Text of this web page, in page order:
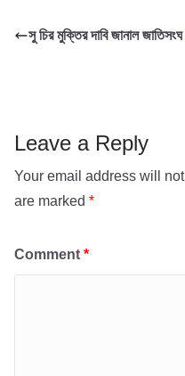
e
k
er s
সু চির মুক্তির দাবি জানাল
Leave a Reply
Your email address will
are marked *
Comment *